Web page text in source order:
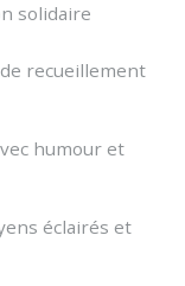
solidaire
recueillement
humour et
éclairés et